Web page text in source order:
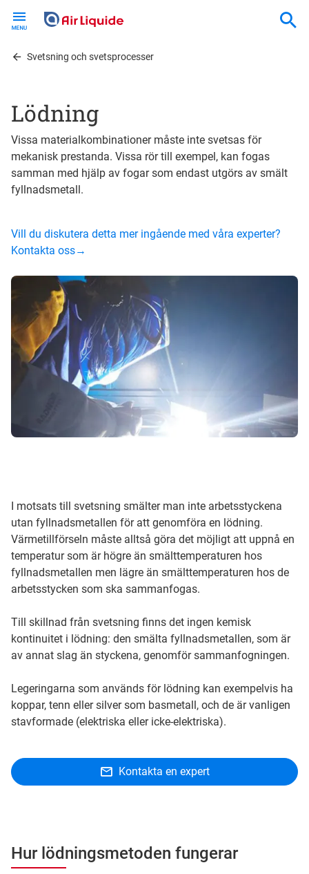
contentSvetsning och svetsprocesser
Lödning
Vissa materialkombinationer måste inte svetsas för
mekanisk prestanda. Vissa rör till exempel, kan fogas
samman med hjälp av fogar som endast utgörs av smält
fyllnadsmetall.
Vill du diskutera detta mer ingående med våra experter?
Kontakta oss→
I motsats till svetsning smälter man inte arbetsstyckena
utan fyllnadsmetallen för att genomföra en lödning.
Värmetillförseln måste alltså göra det möjligt att uppnå en
temperatur som är högre än smälttemperaturen hos
fyllnadsmetallen men lägre än smälttemperaturen hos de
arbetsstycken som ska sammanfogas.
Till skillnad från svetsning finns det ingen kemisk
kontinuitet i lödning: den smälta fyllnadsmetallen, som är
av annat slag än styckena, genomför sammanfogningen.
Legeringarna som används för lödning kan exempelvis ha
koppar, tenn eller silver som basmetall, och de är vanligen
stavformade (elektriska eller icke-elektriska).
Kontakta en expert
Hur lödningsmetoden fungerar